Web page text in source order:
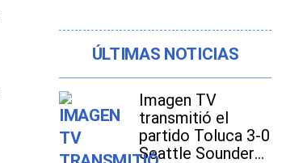
ÚLTIMAS NOTICIAS
Imagen TV
transmitió el
partido Toluca 3-0
Seattle Sounders